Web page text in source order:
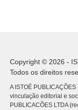
Copyright © 2026 -
Todos os direitos
A ISTOÉ
vinculação editorial e
PUBLICACÕES LTDA